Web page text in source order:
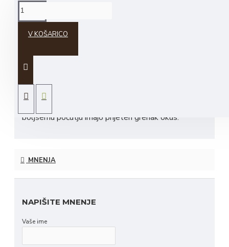
V KOŠARICO
O izdelku:
žganje brez dodatkov barvil ali konzervansov.
boljšemu počutju imajo prijeten grenak okus.
MNENJA
NAPIŠITE MNENJE
Vaše ime